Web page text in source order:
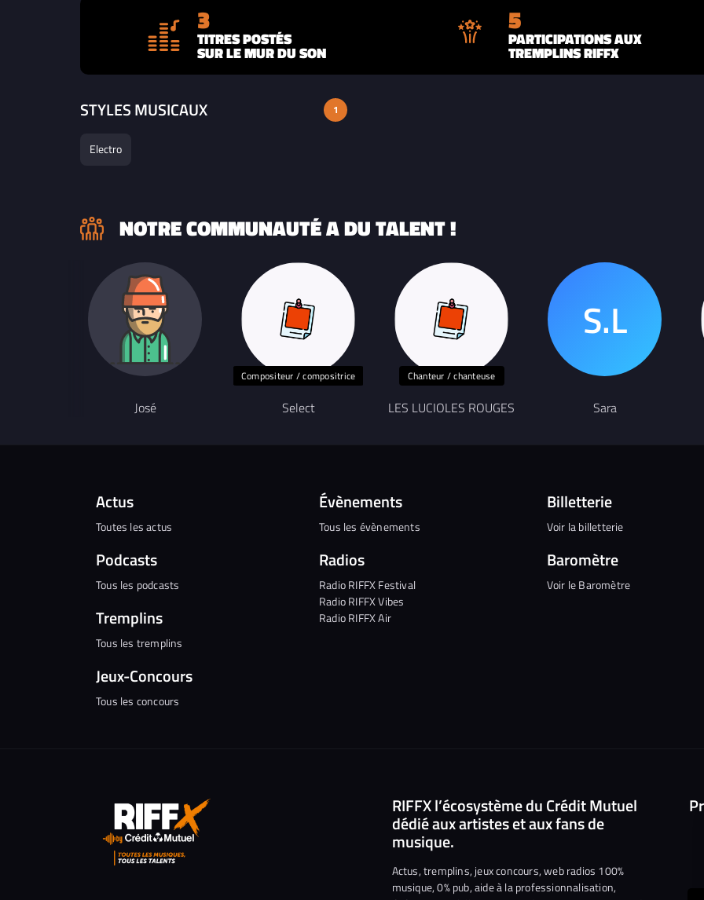
3
TITRES POSTÉS
SUR LE MUR DU SON
5
PARTICIPATIONS AUX
TREMPLINS RIFFX
STYLES MUSICAUX 1
Electro
NOTRE COMMUNAUTÉ A DU TALENT !
José
Compositeur / compositrice
Select
Chanteur / chanteuse
LES LUCIOLES ROUGES Sara
Actus
Toutes les actus
Podcasts
Tous les podcasts
Tremplins
Tous les tremplins
Jeux-Concours
Tous les concours
Évènements
Tous les évènements
Radios
Radio RIFFX Festival
Radio RIFFX Vibes
Radio RIFFX Air
Billetterie
Voir la billetterie
Baromètre
Voir le Baromètre
RIFFX l’écosystème du Crédit Mutuel
dédié aux artistes et aux fans de
musique.
Actus, tremplins, jeux concours, web radios 100%
musique, 0% pub, aide à la professionnalisation,